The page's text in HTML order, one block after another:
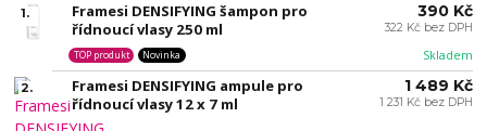
1.
Framesi DENSIFYING šampon pro
řídnoucí vlasy 250 ml
Skladem
TOP produkt Novinka
390 Kč
322 Kč bez DPH
2.
Framesi DENSIFYING ampule pro
řídnoucí vlasy 12 x 7 ml
1 489 Kč
1 231 Kč bez DPH